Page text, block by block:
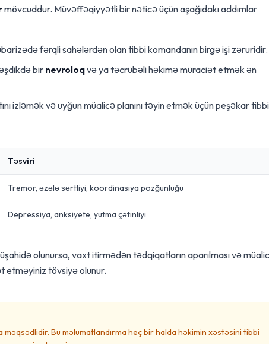
mövcuddur. Müvəffəqiyyətli bir nəticə üçün aşağıdakı addımlar
fərqli sahələrdən olan tibbi komandanın birgə işi zəruridir.
bir nevroloqvə ya təcrübəli həkimə müraciət etmək ən
izləmək və uyğun müalicə planını təyin etmək üçün peşəkar tibbi
Təsviri
Tremor, əzələ sərtliyi, koordinasiya pozğunluğu
Depressiya, anksiyete, yutma çətinliyi
olunursa, vaxt itirmədən tədqiqatların aparılması və
etməyiniz tövsiyə olunur.
Bu məlumatlandırma heç bir halda həkimin xəstəsini tibbi